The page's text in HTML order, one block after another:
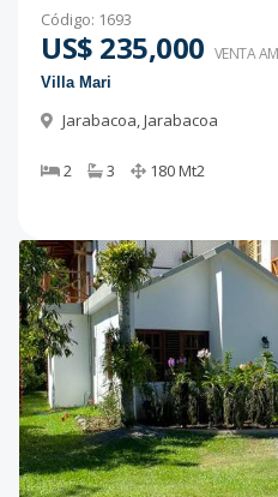
Código: 1693
US$ 235,000 VENTA
Villa Mari
Jarabacoa,Jarabacoa
2 3 180Mt2